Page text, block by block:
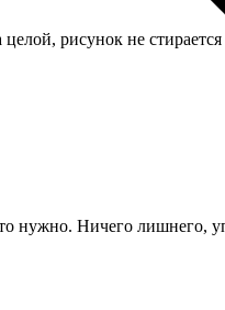
рисунок не стирается
нужно. Ничего лишнего,